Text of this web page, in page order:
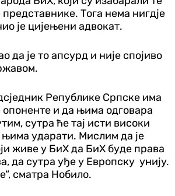
представнике. Тога нема нигдје
је цијењени адвокат.
да је то апсурд и није спојиво
Републике Српске има
опоненте и да њима одговара
сутра ће тај исти високи
ударати. Мислим да је
живе у БиХ да БиХ буде права
да сутра уђе у Европску унију.
сматра Нобило.